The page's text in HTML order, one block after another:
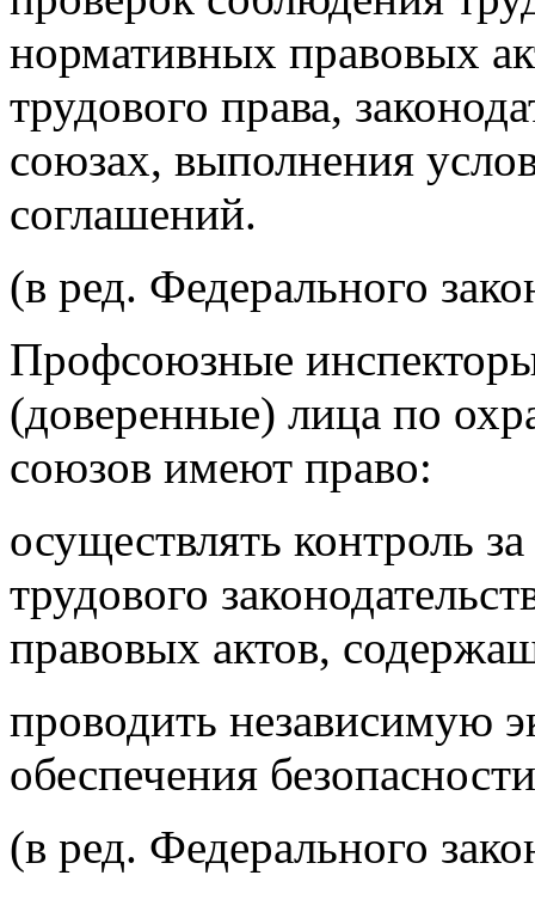
нормативных правовых
трудового права,
союзах, выполнения
соглашений.
(в ред. Федерального
Профсоюзные
(доверенные) лица по
союзов имеют право:
осуществлять контроль
трудового
правовых актов,
проводить независимую
обеспечения
(в ред. Федерального